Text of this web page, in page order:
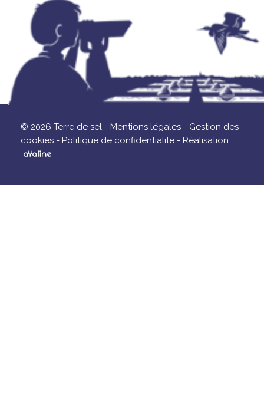
© 2026 Terre de sel - Mentions légales - Gestion des
cookies - Politique de confidentialite - Réalisation